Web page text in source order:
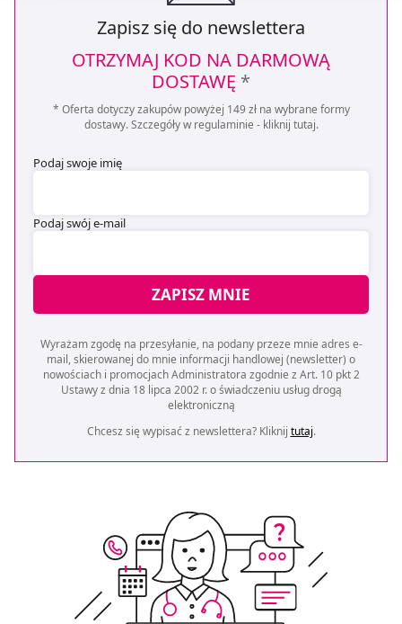
Zapisz się do newslettera
OTRZYMAJ KOD NA DARMOWĄ
DOSTAWĘ *
* Oferta dotyczy zakupów powyżej 149 zł na wybrane formy
dostawy. Szczegóły w regulaminie - kliknij tutaj.
Podaj swoje imię
Podaj swój e-mail
ZAPISZ MNIE
Wyrażam zgodę na przesyłanie, na podany przeze mnie adres e-
mail, skierowanej do mnie informacji handlowej (newsletter) o
nowościach i promocjach Administratora zgodnie z Art. 10 pkt 2
Ustawy z dnia 18 lipca 2002 r. o świadczeniu usług drogą
elektroniczną
Chcesz się wypisać z newslettera? Kliknij tutaj.